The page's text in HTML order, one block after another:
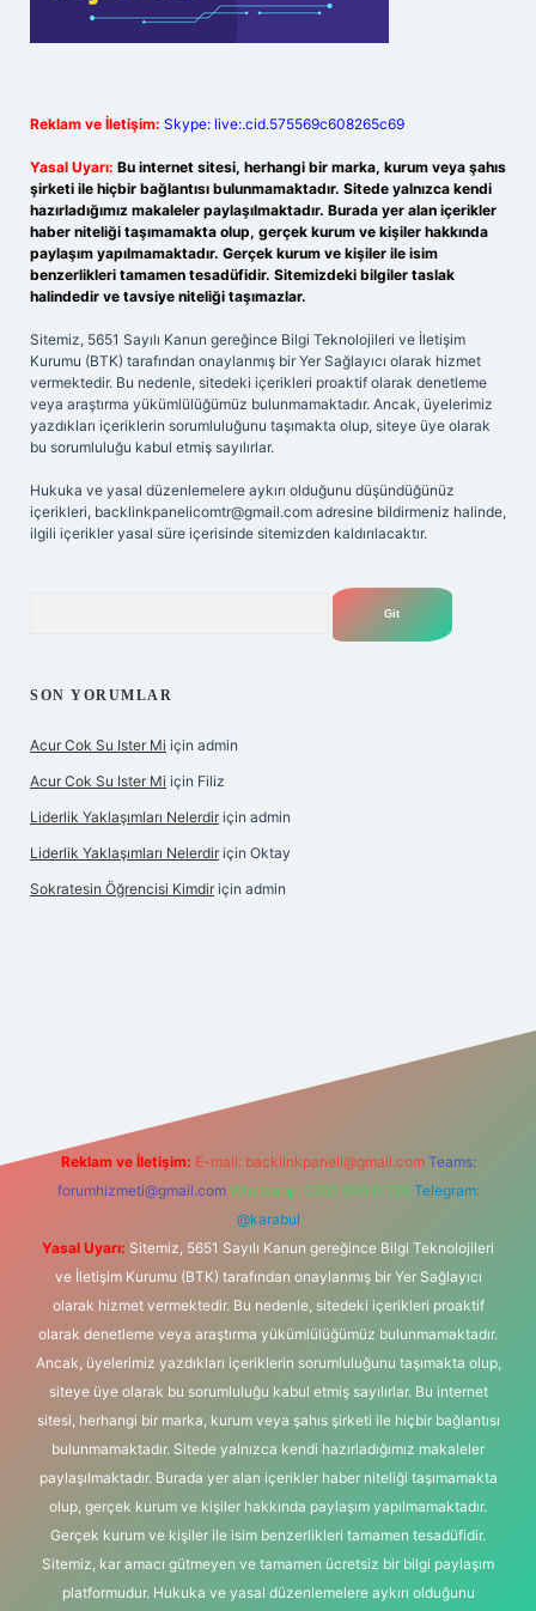
Reklam ve İletişim: Skype: live:.cid.575569c608265c69
Yasal Uyarı: Bu internet sitesi, herhangi bir marka, kurum veya şahıs
şirketi ile hiçbir bağlantısı bulunmamaktadır. Sitede yalnızca kendi
hazırladığımız makaleler paylaşılmaktadır. Burada yer alan içerikler
haber niteliği taşımamakta olup, gerçek kurum ve kişiler hakkında
paylaşım yapılmamaktadır. Gerçek kurum ve kişiler ile isim
benzerlikleri tamamen tesadüfidir. Sitemizdeki bilgiler taslak
halindedir ve tavsiye niteliği taşımazlar.
Sitemiz, 5651 Sayılı Kanun gereğince Bilgi Teknolojileri ve İletişim
Kurumu (BTK) tarafından onaylanmış bir Yer Sağlayıcı olarak hizmet
vermektedir. Bu nedenle, sitedeki içerikleri proaktif olarak denetleme
veya araştırma yükümlülüğümüz bulunmamaktadır. Ancak, üyelerimiz
yazdıkları içeriklerin sorumluluğunu taşımakta olup, siteye üye olarak
bu sorumluluğu kabul etmiş sayılırlar.
Hukuka ve yasal düzenlemelere aykırı olduğunu düşündüğünüz
içerikleri, backlinkpanelicomtr@gmail.com adresine bildirmeniz halinde,
ilgili içerikler yasal süre içerisinde sitemizden kaldırılacaktır.
SON YORUMLAR
Acur Cok Su Ister Mi için admin
Acur Cok Su Ister Mi için Filiz
Liderlik Yaklaşımları Nelerdir için admin
Liderlik Yaklaşımları Nelerdir için Oktay
Sokratesin Öğrencisi Kimdir için admin
Reklam ve İletişim: E-mail: backlinkpaneli@gmail.com Teams:
forumhizmeti@gmail.com Whatsapp: 0262 606 0 726 Telegram:
@karabul
Yasal Uyarı: Sitemiz, 5651 Sayılı Kanun gereğince Bilgi Teknolojileri
ve İletişim Kurumu (BTK) tarafından onaylanmış bir Yer Sağlayıcı
olarak hizmet vermektedir. Bu nedenle, sitedeki içerikleri proaktif
olarak denetleme veya araştırma yükümlülüğümüz bulunmamaktadır.
Ancak, üyelerimiz yazdıkları içeriklerin sorumluluğunu taşımakta olup,
siteye üye olarak bu sorumluluğu kabul etmiş sayılırlar. Bu internet
sitesi, herhangi bir marka, kurum veya şahıs şirketi ile hiçbir bağlantısı
bulunmamaktadır. Sitede yalnızca kendi hazırladığımız makaleler
paylaşılmaktadır. Burada yer alan içerikler haber niteliği taşımamakta
olup, gerçek kurum ve kişiler hakkında paylaşım yapılmamaktadır.
Gerçek kurum ve kişiler ile isim benzerlikleri tamamen tesadüfidir.
Sitemiz, kar amacı gütmeyen ve tamamen ücretsiz bir bilgi paylaşım
platformudur. Hukuka ve yasal düzenlemelere aykırı olduğunu